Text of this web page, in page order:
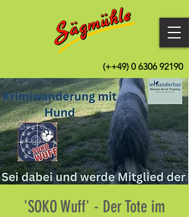
(++49) 0 6306 92190
'SOKO Wuff' - Der Tote im